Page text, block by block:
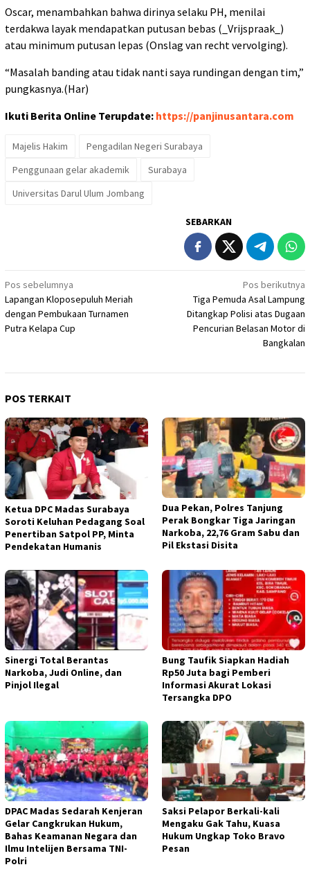
Oscar, menambahkan bahwa dirinya selaku PH, menilai
terdakwa layak mendapatkan putusan bebas (_Vrijspraak_)
atau minimum putusan lepas (Onslag van recht vervolging).
“Masalah banding atau tidak nanti saya rundingan dengan tim,”
pungkasnya.(Har)
Ikuti Berita Online Terupdate: https://panjinusantara.com
Majelis Hakim
Pengadilan Negeri Surabaya
Penggunaan gelar akademik
Surabaya
Universitas Darul Ulum Jombang
SEBARKAN
Navigasi
pos
Pos sebelumnya
Lapangan Kloposepuluh Meriah
dengan Pembukaan Turnamen
Putra Kelapa Cup
Pos berikutnya
Tiga Pemuda Asal Lampung
Ditangkap Polisi atas Dugaan
Pencurian Belasan Motor di
Bangkalan
POS TERKAIT
Ketua DPC Madas Surabaya
Soroti Keluhan Pedagang Soal
Penertiban Satpol PP, Minta
Pendekatan Humanis
Dua Pekan, Polres Tanjung
Perak Bongkar Tiga Jaringan
Narkoba, 22,76 Gram Sabu dan
Pil Ekstasi Disita
Sinergi Total Berantas
Narkoba, Judi Online, dan
Pinjol Ilegal
Bung Taufik Siapkan Hadiah
Rp50 Juta bagi Pemberi
Informasi Akurat Lokasi
Tersangka DPO
DPAC Madas Sedarah Kenjeran
Gelar Cangkrukan Hukum,
Bahas Keamanan Negara dan
Ilmu Intelijen Bersama TNI-
Polri
Saksi Pelapor Berkali-kali
Mengaku Gak Tahu, Kuasa
Hukum Ungkap Toko Bravo
Pesan